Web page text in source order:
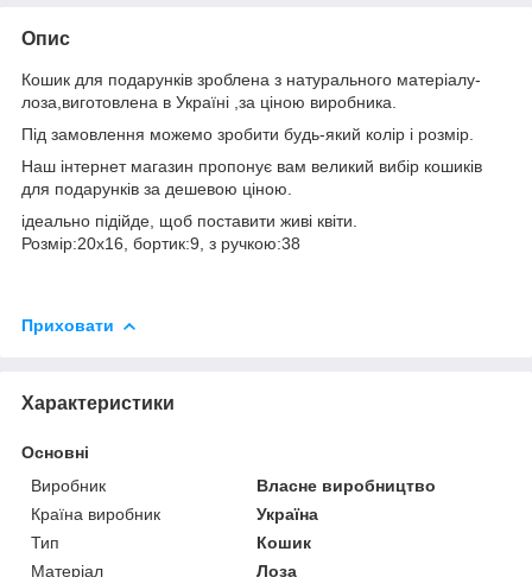
Опис
Кошик для подарунків зроблена з натурального матеріалу-
лоза,виготовлена в Україні ,за ціною виробника.
Під замовлення можемо зробити будь-який колір і розмір.
Наш інтернет магазин пропонує вам великий вибір кошиків
для подарунків за дешевою ціною.
ідеально підійде, щоб поставити живі квіти.
Розмір:20х16, бортик:9, з ручкою:38
Приховати
Характеристики
Основні
Виробник
Власне виробництво
Країна виробник
Україна
Тип
Кошик
Матеріал
Лоза